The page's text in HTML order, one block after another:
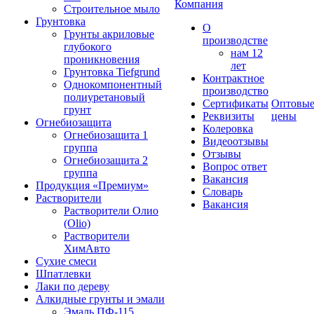
Строительное мыло
Грунтовка
Грунты акриловые
глубокого
проникновения
Грунтовка Tiefgrund
Однокомпонентный
полиуретановый
грунт
Огнебиозащита
Огнебиозащита 1
группа
Огнебиозащита 2
группа
Продукция «Премиум»
Растворители
Растворители Олио
(Olio)
Растворители
ХимАвто
Сухие смеси
Шпатлевки
Лаки по дереву
Алкидные грунты и эмали
Эмаль ПФ-115
Компания
О
производстве
нам 12
лет
Контрактное
производство
Сертификаты
Реквизиты
Колеровка
Видеоотзывы
Отзывы
Вопрос ответ
Вакансия
Словарь
Вакансия
Оптовые
цены